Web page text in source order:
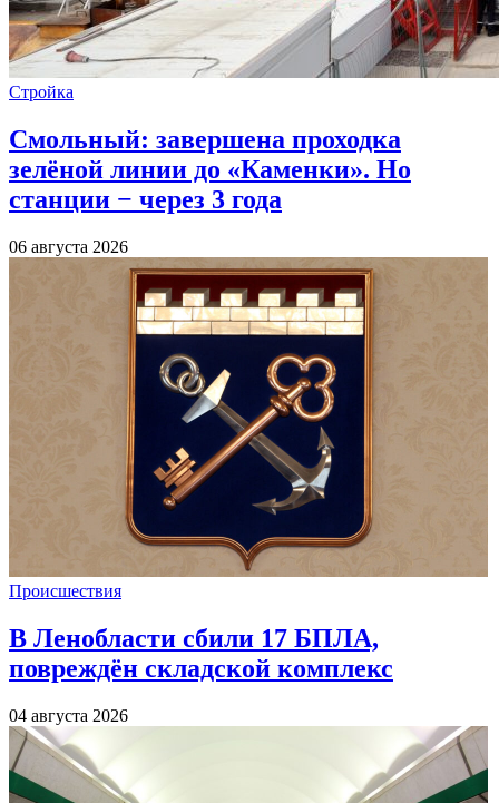
Стройка
Смольный: завершена проходка
зелёной линии до «Каменки». Но
станции − через 3 года
06 августа 2026
Происшествия
В Ленобласти сбили 17 БПЛА,
повреждён складской комплекс
04 августа 2026